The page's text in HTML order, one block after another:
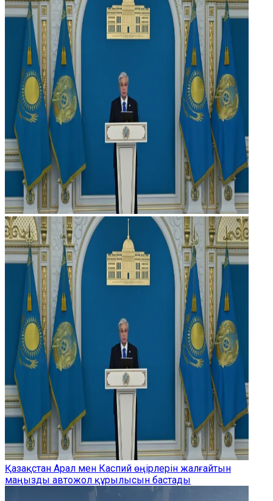
Қазақстан Арал мен Каспий өңірлерін жалғайтын
маңызды автожол құрылысын бастады